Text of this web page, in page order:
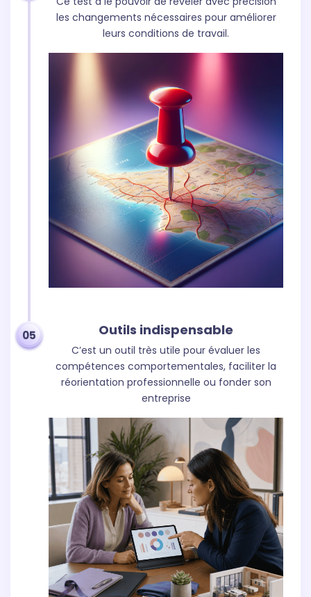
les changements nécessaires pour améliorer
leurs conditions de travail.
Outils indispensable
C’est un outil très utile pour évaluer les
compétences comportementales, faciliter la
réorientation professionnelle ou fonder son
entreprise
05